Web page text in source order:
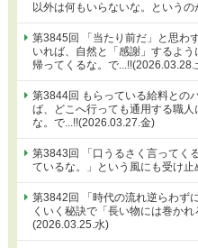
以外は何もいらないな。という
第3845回 「当たり前だ」と思わ
いれば、自然と「感謝」するよ
帰ってくるな。で...!!(2026.03.28.
第3844回 もらっている給料との
ば、どこへ行っても通用する職
な。で...!!(2026.03.27.金)
第3843回 「口うるさく言ってく
ているな。」という風にも受け
第3842回 「時代の流れ逆らわず
くいく秘訣で「長い物には巻か
(2026.03.25.水)